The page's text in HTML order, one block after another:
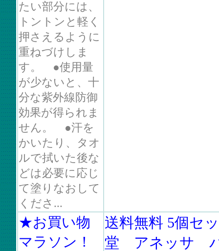
たい部分には、
トントンと軽く
押さえるように
重ねづけしま
す。 ●使用量
が少ないと、十
分な紫外線防御
効果が得られま
せん。 ●汗を
かいたり、タオ
ルで拭いた後な
どは必要に応じ
て塗りなおして
くださ...
★お買い物
マラソン！
送料無料 5個セ
堂 アネッサ